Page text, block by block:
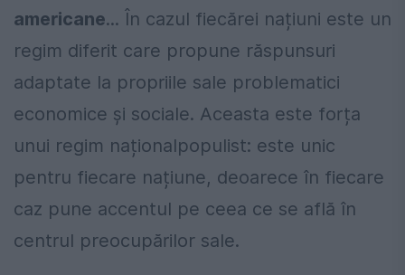
americane... În cazul fiecărei națiuni este un
regim diferit care propune răspunsuri
adaptate la propriile sale problematici
economice și sociale. Aceasta este forța
unui regim naționalpopulist: este unic
pentru fiecare națiune, deoarece în fiecare
caz pune accentul pe ceea ce se află în
centrul preocupărilor sale.